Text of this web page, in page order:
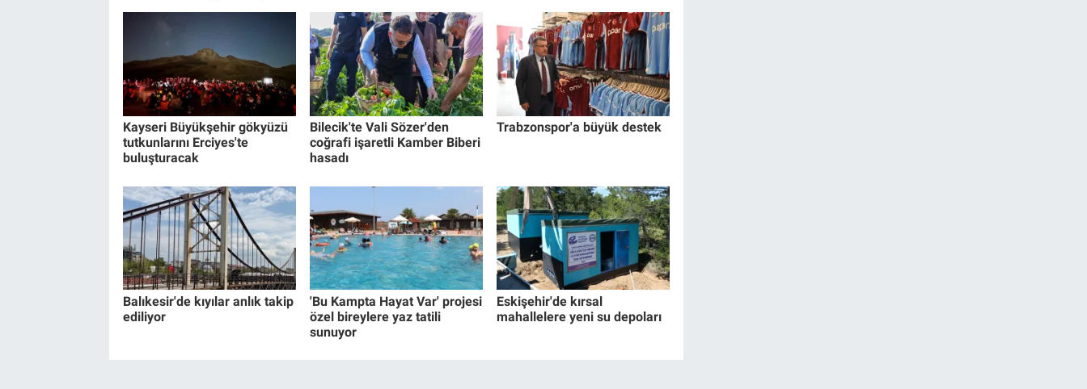
Kayseri Büyükşehir gökyüzü
tutkunlarını Erciyes'te
buluşturacak
Bilecik'te Vali Sözer'den
coğrafi işaretli Kamber Biberi
hasadı
Trabzonspor'a büyük destek
Balıkesir'de kıyılar anlık takip
ediliyor
'Bu Kampta Hayat Var' projesi
özel bireylere yaz tatili
sunuyor
Eskişehir'de kırsal
mahallelere yeni su depoları